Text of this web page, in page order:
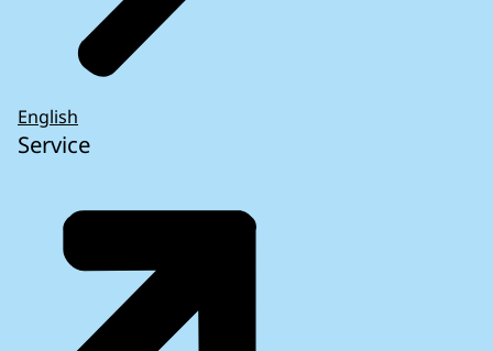
English
Service